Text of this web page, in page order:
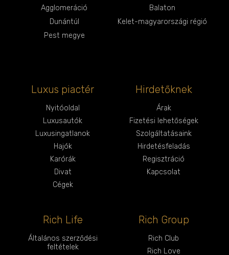
Agglomeráció
Balaton
Dunántúl
Kelet-magyarországi régió
Pest megye
Luxus piactér
Nyitóoldal
Luxusautók
Luxusingatlanok
Hajók
Karórák
Divat
Cégek
Hirdetőknek
Árak
Fizetési lehetőségek
Szolgáltatásaink
Hirdetésfeladás
Regisztráció
Kapcsolat
Rich Life
Általános szerződési
feltételek
Rich Group
Rich Club
Rich Love